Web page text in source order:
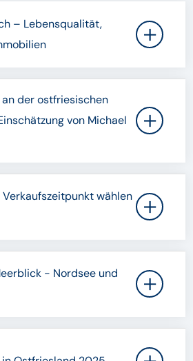
– Lebensqualität,
der ostfriesischen
von Michael
wählen
- Nordsee und